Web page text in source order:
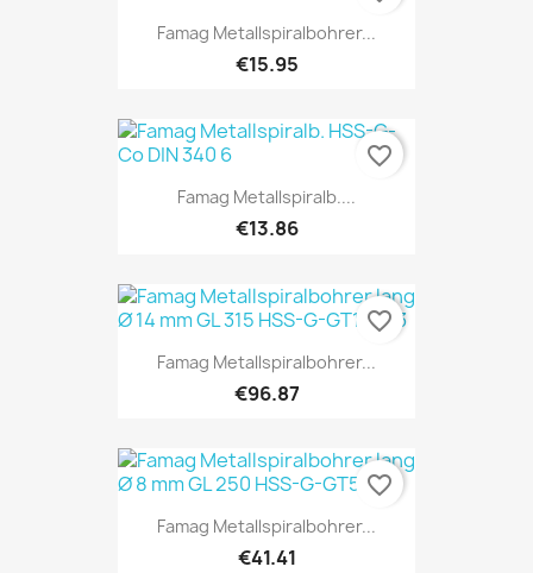
Famag Metallspiralbohrer...
€15.95
Famag Metallspiralb....
€13.86
favorite_border
Famag Metallspiralbohrer...
€96.87
favorite_border
Famag Metallspiralbohrer...
€41.41
favorite_border